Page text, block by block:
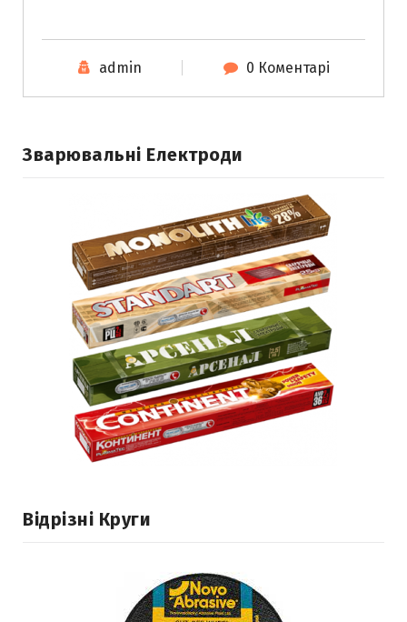
admin 0 Коментарі
Зварювальні Електроди
Відрізні Круги